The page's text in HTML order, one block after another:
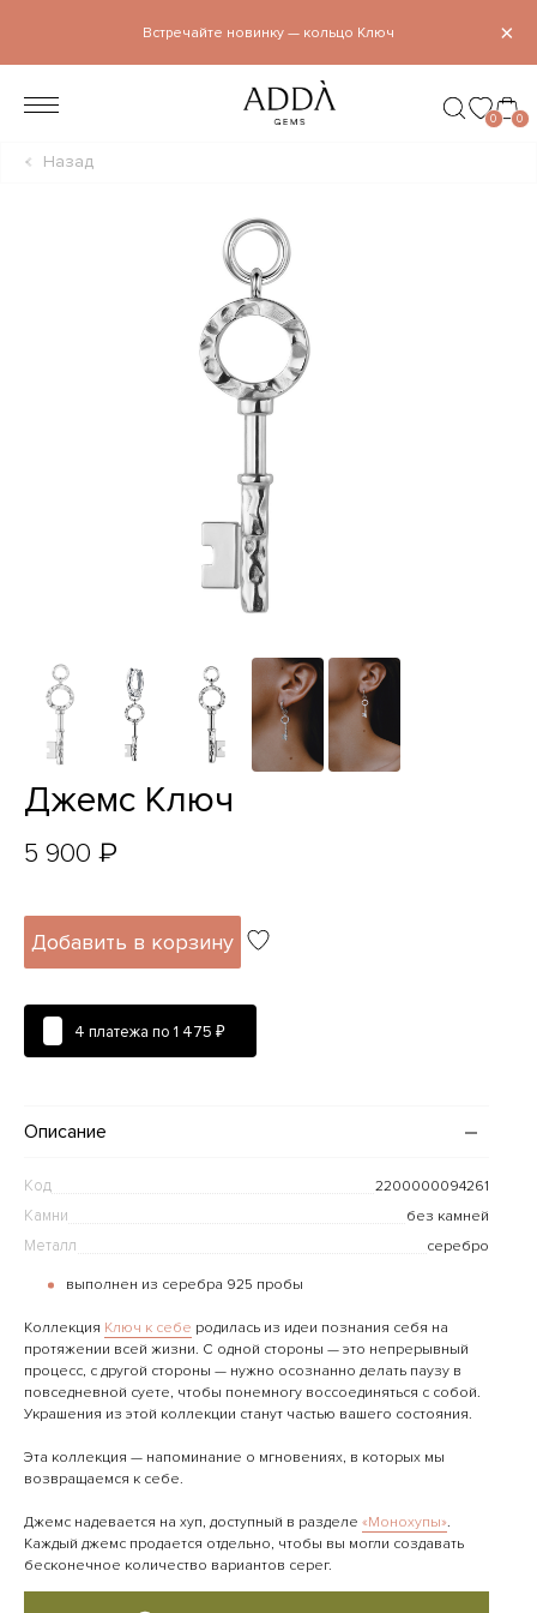
×
Встречайте новинку — кольцо Ключ
0 0
Назад
Джемс Ключ
5 900 ₽
Добавить в корзину
4 платежа по 1 475 ₽
Описание
Код 2200000094261
Камни без камней
Металл серебро
выполнен из серебра 925 пробы
Коллекция Ключ к себе родилась из идеи познания себя на
протяжении всей жизни. С одной стороны — это непрерывный
процесс, с другой стороны — нужно осознанно делать паузу в
повседневной суете, чтобы понемногу воссоединяться с собой.
Украшения из этой коллекции станут частью вашего состояния.
Эта коллекция — напоминание о мгновениях, в которых мы
возвращаемся к себе.
Джемс надевается на хуп, доступный в разделе «Монохупы»‎.
Каждый джемс продается отдельно, чтобы вы могли создавать
бесконечное количество вариантов серег.